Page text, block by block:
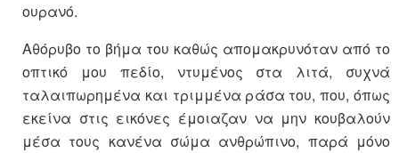
ουρανό.
Αθόρυβο το βήμα του καθώς απομακρυνόταν από το
οπτικό μου πεδίο, ντυμένος στα λιτά, συχνά
ταλαιπωρημένα και τριμμένα ράσα του, που, όπως
εκείνα στις εικόνες έμοιαζαν να μην κουβαλούν
μέσα τους κανένα σώμα ανθρώπινο, παρά μόνο